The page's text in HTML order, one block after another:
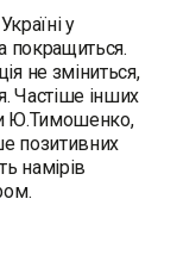
у
покращиться.
не зміниться,
Частіше інших
Ю.Тимошенко,
позитивних
намірів